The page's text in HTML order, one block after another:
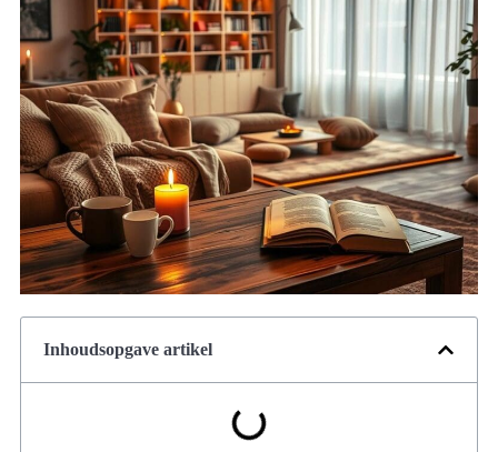
Inhoudsopgave artikel